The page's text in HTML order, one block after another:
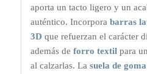
aporta un tacto ligero y un
auténtico. Incorpora barras
3D que refuerzan el carácter
además de forro textilpara
al calzarlas. La suela de goma